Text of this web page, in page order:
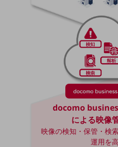
基礎的電気通信役務損益明細表
docomo
による映像
映像の検知・保管・検
運用を